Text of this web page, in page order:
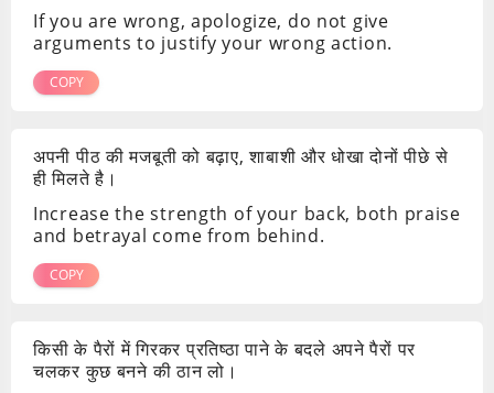
If you are wrong, apologize, do not give
arguments to justify your wrong action.
COPY
अपनी पीठ की मजबूती को बढ़ाए, शाबाशी और धोखा दोनों पीछे से
ही मिलते है।
Increase the strength of your back, both praise
and betrayal come from behind.
COPY
किसी के पैरों में गिरकर प्रतिष्ठा पाने के बदले अपने पैरों पर
चलकर कुछ बनने की ठान लो।